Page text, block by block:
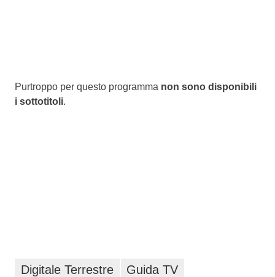
Purtroppo per questo programma non sono disponibili
i sottotitoli.
Digitale Terrestre
Guida TV